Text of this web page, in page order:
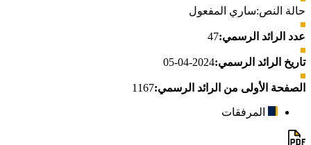
حالة النص:ساري المفعول
عدد الرائد الرسمي:47
تاريخ الرائد الرسمي:2024-04-05
الصفحة الأولى من الرائد الرسمي:1167
المرفقات